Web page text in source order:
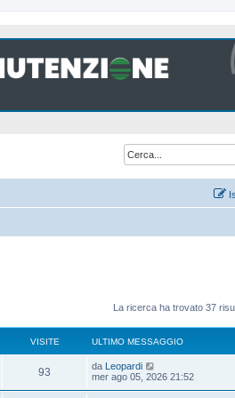
La ricerca ha trovato 37
VISITE ULTIMO MESSAGGIO
93
i
U
l
da Leopardi
mer ago 05, 2026 21:52